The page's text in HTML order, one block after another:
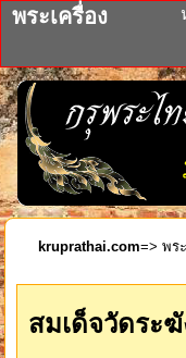
พระเครื่อง
kruprathai.com=> พร
สมเด็จวัดระ